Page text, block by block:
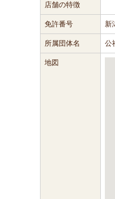
店舗の特徴
免許番号 新
所属団体名 公
地図